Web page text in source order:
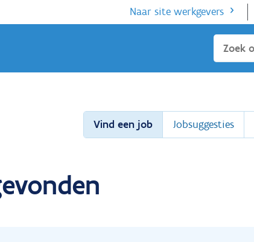
Naar site werkgevers
Sluiten
Vind een job Jobsuggesties